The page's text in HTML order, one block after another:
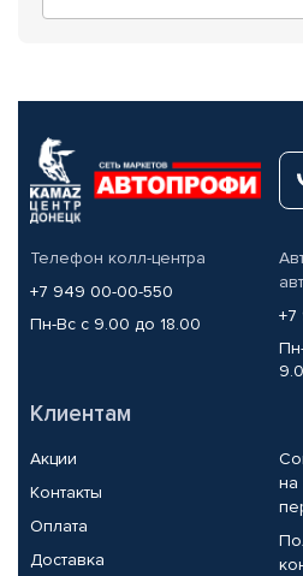
Телефон колл-центра
+7 949 00-00-550
Пн-Вс с 9.00 до 18.00
+7
Клиентам
Акции
Контакты
Оплата
Доставка
на